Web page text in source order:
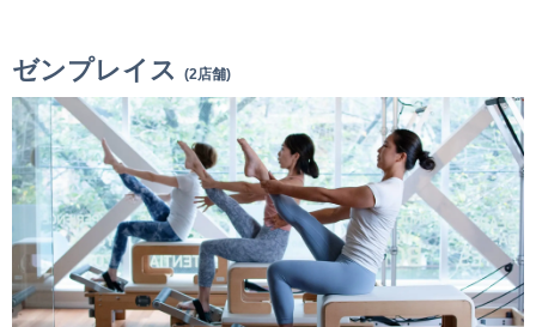
ゼンプレイス (2店舗)